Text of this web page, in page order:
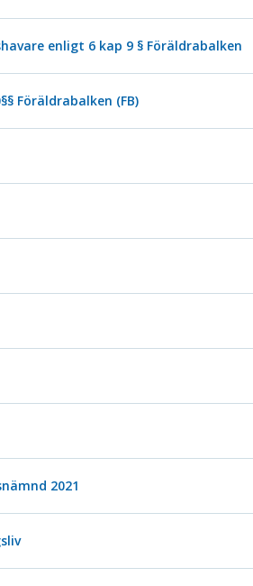
enligt 6 kap 9 § Föräldrabalken
Föräldrabalken (FB)
2021